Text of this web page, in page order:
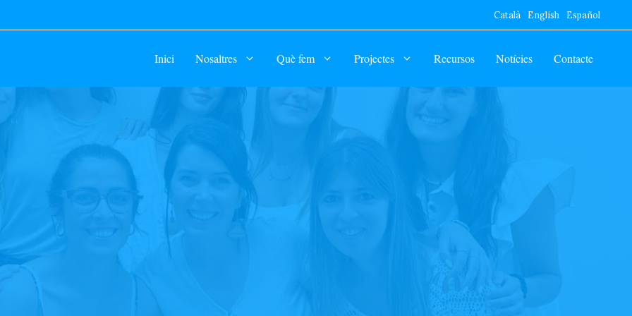
Català English Español
Inici Nosaltres Què fem Projectes Recursos Notícies Contacte